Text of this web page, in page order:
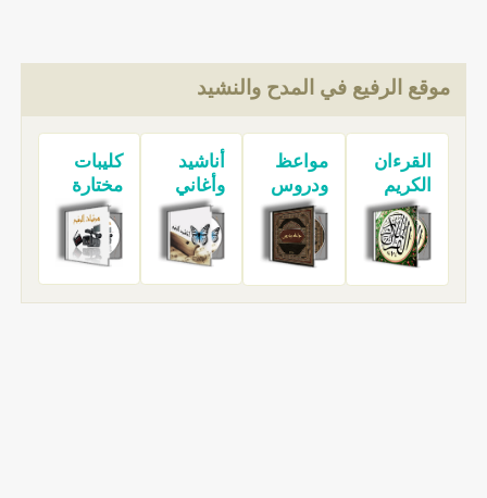
موقع الرفيع في المدح والنشيد
القرءان
الكريم
مواعظ
ودروس
أناشيد
وأغاني
كليبات
مختارة